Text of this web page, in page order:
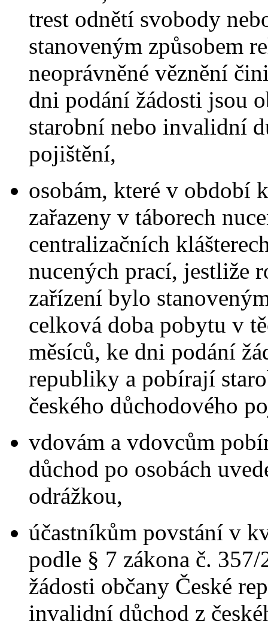
trest odnětí svobody
stanoveným způsobem
neoprávněné věznění
dni podání žádosti jsou
starobní nebo invalidní
pojištění,
osobám, které v období
zařazeny v táborech
centralizačních
nucených prací, jestliže
zařízení bylo
celková doba pobytu v
měsíců, ke dni podání
republiky a pobírají
českého důchodového
vdovám a vdovcům
důchod po osobách
odrážkou,
účastníkům povstání v
podle § 7 zákona č.
žádosti občany České
invalidní důchod z